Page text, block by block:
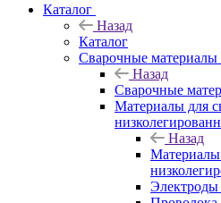
Каталог
Назад
Каталог
Сварочные материалы
Назад
Сварочные
Материалы для
Назад
Материалы
Электроды